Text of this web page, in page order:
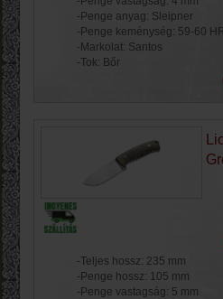
-Penge anyag: Sleipner
-Penge keménység: 59-60
-Markolat: Santos
-Tok: Bőr
-Teljes hossz: 235 mm
-Penge hossz: 105 mm
-Penge vastagság: 5 mm